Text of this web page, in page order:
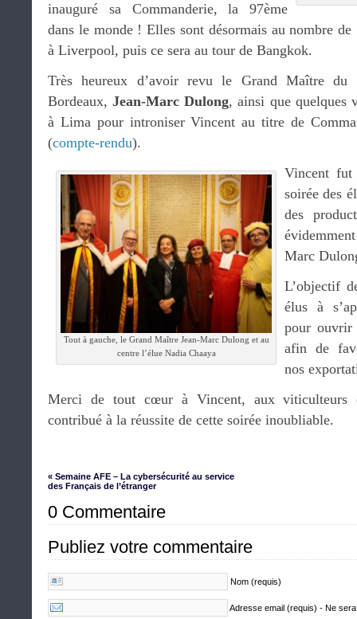
inauguré sa Commanderie, la 97ème
dans le monde ! Elles sont désormais au nombre
à Liverpool, puis ce sera au tour de Bangkok.
Très heureux d’avoir revu le Grand Maître du
Bordeaux,Jean-Marc Dulong, ainsi que quelques
à Lima pour introniser Vincent au titre de
(compte-rendu).
Tout à gauche, le Grand Maître Jean-Marc Dulong et au
centre l’élue Nadia Chaaya
Vincent fut
soirée des
des
Marc
L’objectif
élus à
pour ouvrir
afin de
nos
Merci de tout cœur à Vincent, aux viticulteurs
contribué à la réussite de cette soirée inoubliable.
« Semaine AFE – La cybersécurité au service
des Français de l’étranger
0 Commentaire
Publiez votre commentaire
Nom (requis)
Adresse email (requis) - Ne